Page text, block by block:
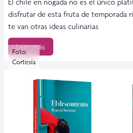
disfrutar de esta fruta de temporada
te van otras ideas culinarias
Leer más
Foto:
Cortesía